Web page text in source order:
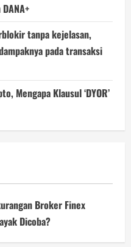
tanpa kejelasan,
pada transaksi
Mengapa Klausul ‘DYOR’
Broker Finex
Dicoba?